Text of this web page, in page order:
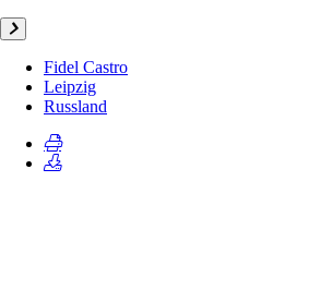
Fidel Castro
Leipzig
Russland